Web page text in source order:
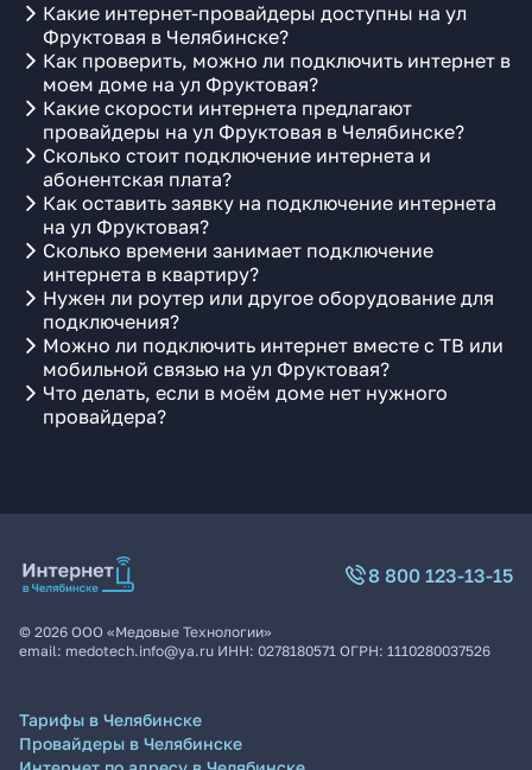
Какие интернет-провайдеры доступны на ул
Фруктовая в Челябинске?
Как проверить, можно ли подключить интернет в
моем доме на ул Фруктовая?
Какие скорости интернета предлагают
провайдеры на ул Фруктовая в Челябинске?
Сколько стоит подключение интернета и
абонентская плата?
Как оставить заявку на подключение интернета
на ул Фруктовая?
Сколько времени занимает подключение
интернета в квартиру?
Нужен ли роутер или другое оборудование для
подключения?
Можно ли подключить интернет вместе с ТВ или
мобильной связью на ул Фруктовая?
Что делать, если в моём доме нет нужного
провайдера?
8 800 123-13-15
© 2026 ООО «Медовые Технологии»
email: medotech.info@ya.ru ИНН: 0278180571 ОГРН: 1110280037526
Тарифы в Челябинске
Провайдеры в Челябинске